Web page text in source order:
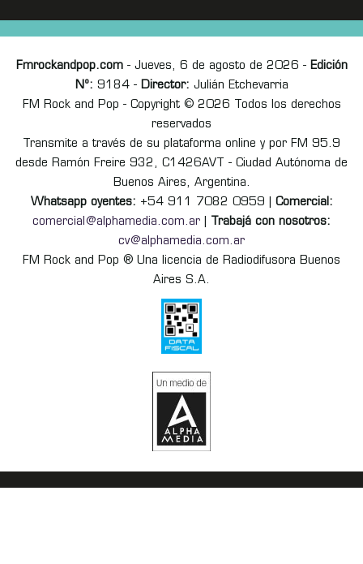
Fmrockandpop.com- Jueves, 6 de agosto de 2026 - Edición
Nº: 9184 - Director: Julián Etchevarria
FM Rock and Pop - Copyright © 2026 Todos los derechos
reservados
Transmite a través de su plataforma online y por FM 95.9
desde Ramón Freire 932, C1426AVT - Ciudad Autónoma de
Buenos Aires, Argentina.
Whatsapp oyentes: +54 911 7082 0959 | Comercial:
comercial@alphamedia.com.ar
Trabajá con nosotros:
cv@alphamedia.com.ar
FM Rock and Pop ® Una licencia de Radiodifusora Buenos
Aires S.A.